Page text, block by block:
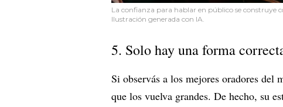
La confianza para hablar en público se construye
Ilustración generada con IA.
5. Solo hay una forma
Si observás a los mejores oradores del
que los vuelva grandes. De hecho, su